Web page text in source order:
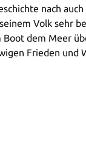
nach
Volk sehr
dem Meer
Frieden und